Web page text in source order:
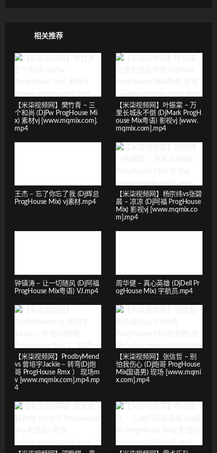
相关推荐
【米柒视频网】樊竹青 – 三
个和尚 (DjPw ProgHouse Mi
x) 素材vj [www.mqmix.com].
mp4
【米柒视频网】叶振棠 – 万
里长城永不倒 (DjMark ProgH
ouse Mix粤语) 影视vj [www.
mqmix.com].mp4
王杰 – 忘了你忘了我 (Dj辉总
ProgHouse Mix) vj素材.mp4
【米柒视频网】杨宗纬vs张碧
晨 – 凉凉 (Dj阿福 ProgHouse
Mix) 影视vj [www.mqmix.co
m].mp4
钟镇涛 – 让一切随风 (Dj阿福
ProgHouse Mix粤语) VJ.mp4
周华健 – 真心英雄 (DjDell Pr
ogHouse Mix) 宇航员.mp4
【米柒视频网】ProdbyMend
vs 曾培宇Jackie – 转弯(Dj炮
哥 ProgHouse Rmx ） 现场m
v [www.mqmix.com].mp4.mp
4
【米柒视频网】张信哲 – 别
怕我伤心 (Dj炮哥 ProgHouse
Mix国语男) 现场 [www.mqmi
x.com].mp4